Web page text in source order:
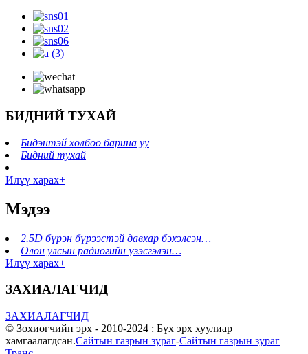
БИДНИЙ ТУХАЙ
Бидэнтэй холбоо барина уу
Бидний тухай
Илүү харах+
Мэдээ
2.5D бүрэн бүрээстэй давхар бэхэлсэн…
Олон улсын радиогийн үзэсгэлэн…
Илүү харах+
ЗАХИАЛАГЧИД
ЗАХИАЛАГЧИД
© Зохиогчийн эрх - 2010-2024 : Бүх эрх хуулиар
хамгаалагдсан.Сайтын газрын зураг-Сайтын газрын зураг